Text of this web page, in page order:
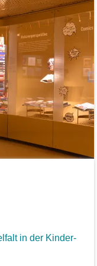
in der Kinder-